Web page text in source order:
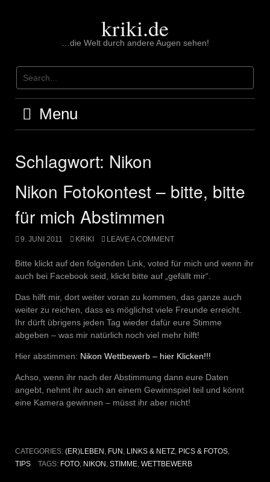
kriki.de
…die Welt durch andere Augen sehen!
Menu
Schlagwort: Nikon
Nikon Fotokontest – bitte, bitte
für mich Abstimmen
9. JUNI 2011 KRIKI LEAVE A COMMENT
Bitte klickt auf den folgenden Link, voted für mich und wenn ihr
auch bei Facebook seid, klickt bitte auf „gefällt mir“.
Das hilft mir, dort weiter voran zu kommen, das ganze auch
weiter zu reichen, dass es möglichst viele Freunde erreicht.
Ihr dürft übrigens jeden Tag wieder dafür eure Stimme
abgeben – was mir natürlich noch viel mehr hilft!
Hier abstimmen: Nikon Wettbewerb – hier Klicken!!!
Achso, wenn ihr nach der Abstimmung dann eure Daten
angebt, nehmt ihr auch an einem Gewinnspiel teil und könnt
eine Kamera gewinnen – müsst ihr aber nicht!
CATEGORIES: (ER)LEBEN FUN LINKS & NETZ PICS & FOTOS
TIPS
TAGS: FOTO, NIKON STIMME, WETTBEWERB